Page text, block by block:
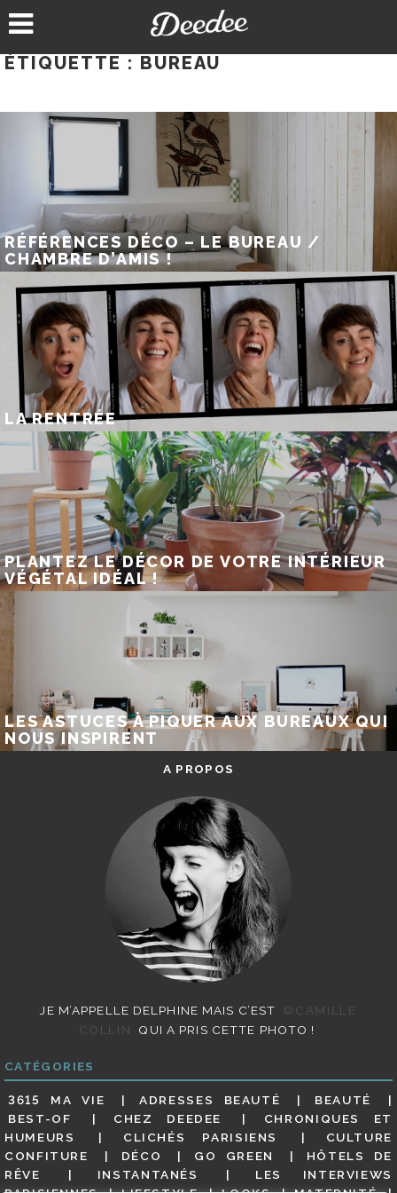
au
ÉTIQUETTE : BUREAU
RÉFÉRENCES DÉCO – LE BUREAU /
CHAMBRE D’AMIS !
LA RENTRÉE
PLANTEZ LE DÉCOR DE VOTRE INTÉRIEUR
VÉGÉTAL IDÉAL !
LES ASTUCES À PIQUER AUX BUREAUX QUI
NOUS INSPIRENT
A PROPOS
JE M’APPELLE DELPHINE MAIS C’EST
©CAMILLE
COLLIN
QUI A PRIS CETTE PHOTO !
CATÉGORIES
3615 MA VIE ADRESSES BEAUTÉ
BEAUTÉ
BEST-OF
CHEZ DEEDEE
CHRONIQUES ET
HUMEURS
CLICHÉS PARISIENS
CULTURE
CONFITURE
DÉCO GO GREEN
HÔTELS DE
RÊVE
INSTANTANÉS
LES INTERVIEWS